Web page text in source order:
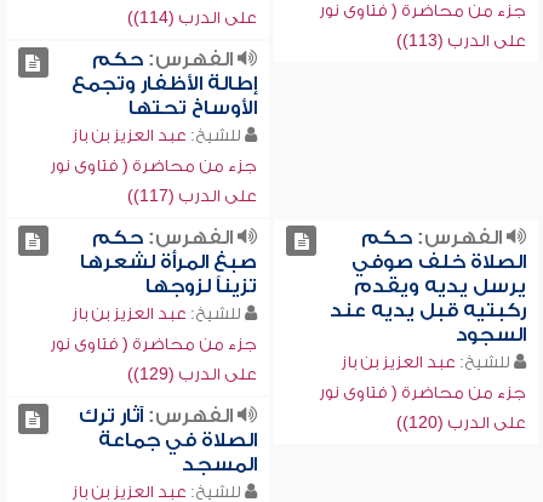
جزء من محاضرة ( فتاوى نور
على الدرب (113))
على الدرب (114))
الفهرس:حكم
إطالة الأظفار وتجمع
الأوساخ تحتها
للشيخ: عبد العزيز بن باز
جزء من محاضرة ( فتاوى نور
على الدرب (117))
الفهرس:حكم
الصلاة خلف صوفي
يرسل يديه ويقدم
ركبتيه قبل يديه عند
السجود
للشيخ: عبد العزيز بن باز
جزء من محاضرة ( فتاوى نور
على الدرب (120))
الفهرس:حكم
صبغ المرأة لشعرها
تزيناً لزوجها
للشيخ: عبد العزيز بن باز
جزء من محاضرة ( فتاوى نور
على الدرب (129))
الفهرس:آثار ترك
الصلاة في جماعة
المسجد
للشيخ: عبد العزيز بن باز